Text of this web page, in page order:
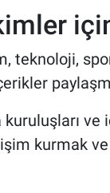
teknoloji,
ve
kurmak